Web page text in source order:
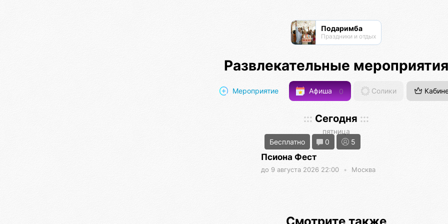
Подаримба
Праздники и отдых
Развлекательные мероприятия
Мероприятие Афиша 0 Солики
::: Сегодня :::
пятница
Бесплатно
0 5
Псиона Фест
до 9 августа 2026 22:00 • Москва